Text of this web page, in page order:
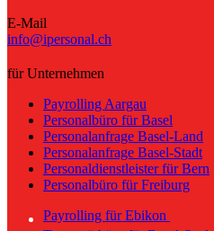
E-Mail
info@ipersonal.ch
für Unternehmen
Payrolling Aargau
Personalbüro für Basel
Personalanfrage Basel-Land
Personalanfrage Basel-Stadt
Personaldienstleister für Bern
Personalbüro für Freiburg
Payrolling für Ebikon